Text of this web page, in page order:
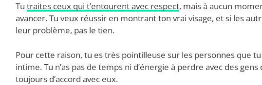
Tu traites ceux qui t’entourent avec respect, mais à aucun
avancer. Tu veux réussir en montrant ton vrai visage, et si les
leur problème, pas le tien.
Pour cette raison, tu es très pointilleuse sur les personnes que
intime. Tu n’as pas de temps ni d’énergie à perdre avec des
toujours d’accord avec eux.